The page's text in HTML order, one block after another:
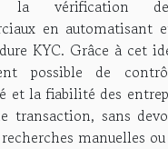
la vérification
en automatisant
KYC. Grâce à cet
possible de
et la fiabilité des
transaction, sans
manuelles ou